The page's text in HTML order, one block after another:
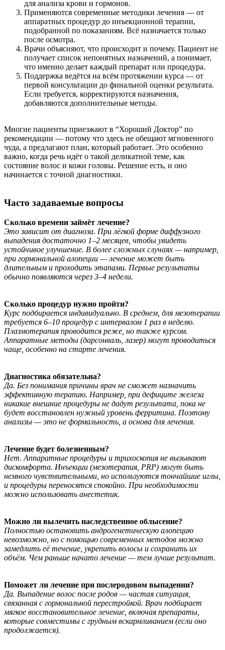
для анализа крови и гормонов.
Применяются современные методики лечения — от
аппаратных процедур до инъекционной терапии,
подобранной по показаниям. Всё назначается только
после осмотра.
Врачи объясняют, что происходит и почему. Пациент не
получает список непонятных назначений, а понимает,
что именно делает каждый препарат или процедура.
Поддержка ведётся на всём протяжении курса — от
первой консультации до финальной оценки результата.
Если требуется, корректируются назначения,
добавляются дополнительные методы.
Многие пациенты приезжают в “Хороший Доктор” по
рекомендации — потому что здесь не обещают мгновенного
чуда, а предлагают план, который работает. Это особенно
важно, когда речь идёт о такой деликатной теме, как
состояние волос и кожи головы. Решение есть, и оно
начинается с точной диагностики.
Часто задаваемые вопросы
Сколько времени займёт лечение?
Это зависит от диагноза. При лёгкой форме диффузного
выпадения достаточно 1–2 месяцев, чтобы увидеть
устойчивое улучшение. В более сложных случаях — например,
при гормональной алопеции — лечение может быть
длительным и проходить этапами. Первые результаты
обычно появляются через 3–4 недели.
Сколько процедур нужно пройти?
Курс подбирается индивидуально. В среднем, для мезотерапии
требуется 6–10 процедур с интервалом 1 раз в неделю.
Плазмотерапия проводится реже, но также курсом.
Аппаратные методы (дарсонваль, лазер) могут проводиться
чаще, особенно на старте лечения.
Диагностика обязательна?
Да. Без понимания причины врач не сможет назначить
эффективную терапию. Например, при дефиците железа
никакие внешние процедуры не дадут результата, пока не
будет восстановлен нужный уровень ферритина. Поэтому
анализы — это не формальность, а основа для лечения.
Лечение будет болезненным?
Нет. Аппаратные процедуры и трихоскопия не вызывают
дискомфорта. Инъекции (мезотерапия, PRP) могут быть
немного чувствительными, но используются тончайшие иглы,
и процедуры переносятся спокойно. При необходимости
можно использовать анестетик.
Можно ли вылечить наследственное облысение?
Полностью остановить андрогенетическую алопецию
невозможно, но с помощью современных методов можно
замедлить её течение, укрепить волосы и сохранить их
объём. Чем раньше начато лечение — тем лучше результат.
Поможет ли лечение при послеродовом выпадении?
Да. Выпадение волос после родов — частая ситуация,
связанная с гормональной перестройкой. Врач подбирает
мягкое восстановительное лечение, включая препараты,
которые совместимы с грудным вскармливанием (если оно
продолжается).